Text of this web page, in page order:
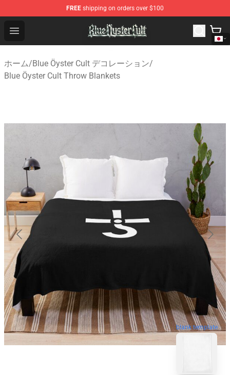
FREE shipping on orders over $100
Open menu
Blue Öyster Cult Store - Official Blue Öyster Cult
ホーム/Blue Öyster Cult デコレーション/
Blue Öyster Cult Throw Blankets
blank template